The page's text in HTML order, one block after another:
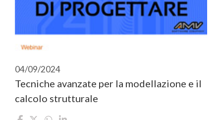
04/09/2024
Tecniche avanzate per la modellazione e il
calcolo strutturale